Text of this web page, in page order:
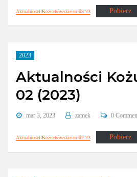
Aktualnosci-Kozuchowskie-nr-03.23 Pobierz
2023
Aktualności
02 (2023)
mar 3, 2023 zamek 0
Aktualnosci-Kozuchowskie-nr-02.23 Pobierz